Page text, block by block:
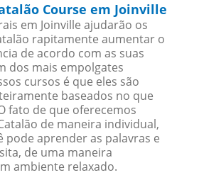
Course em Joinville
em Joinville ajudarão os
rapitamente aumentar o
de acordo com as suas
dos mais empolgates
cursos é que eles são
baseados no que
fato de que oferecemos
de maneira individual,
pode aprender as palavras e
de uma maneira
ambiente relaxado.